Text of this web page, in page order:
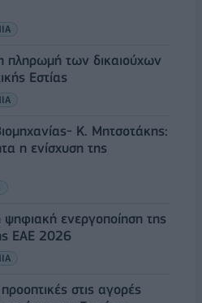
πληρωμή των δικαιούχων
Εστίας
Κ. Μητσοτάκης:
η ενίσχυση της
ενεργοποίηση της
ΕΑΕ 2026
στις αγορές